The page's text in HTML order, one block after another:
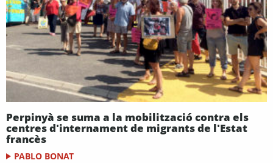
Perpinyà se suma a la mobilització contra els
centres d'internament de migrants de l'Estat
francès
PABLO BONAT